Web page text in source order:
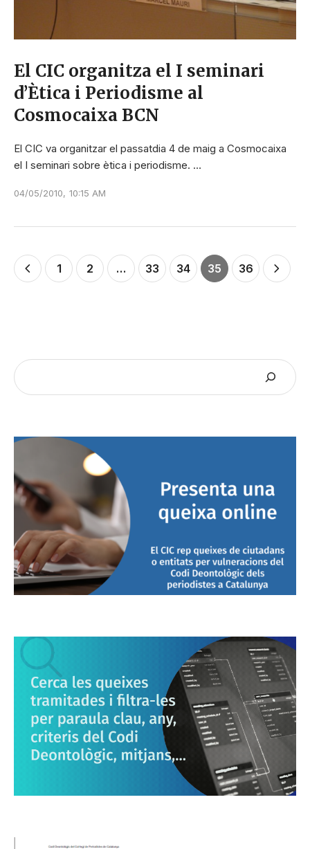
El CIC organitza el I seminari
d’Ètica i Periodisme al
Cosmocaixa BCN
El CIC va organitzar el passatdia 4 de maig a Cosmocaixa
el I seminari sobre ètica i periodisme. …
04/05/2010, 10:15 AM
1 2 … 33 34 35 36